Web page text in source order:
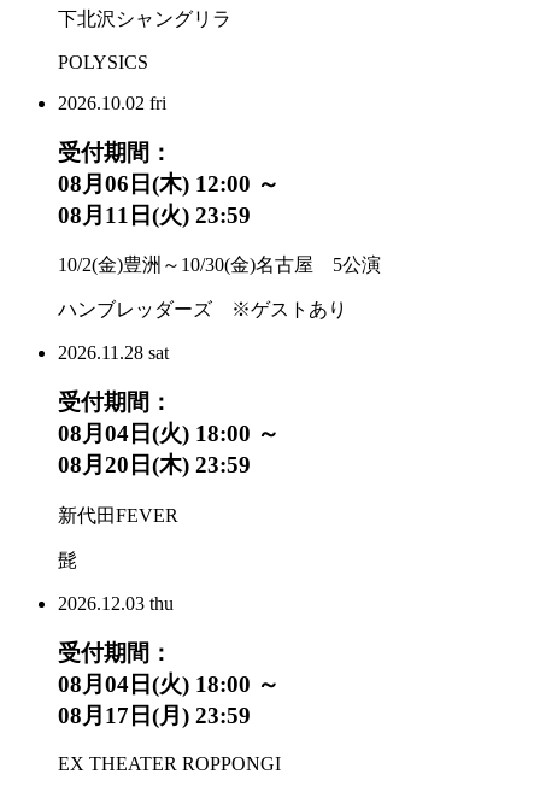
下北沢シャングリラ
POLYSICS
2026.10.02 fri
受付期間：
08月06日(木) 12:00 ～
08月11日(火) 23:59
10/2(金)豊洲～10/30(金)名古屋 5公演
ハンブレッダーズ ※ゲストあり
2026.11.28 sat
受付期間：
08月04日(火) 18:00 ～
08月20日(木) 23:59
新代田FEVER
髭
2026.12.03 thu
受付期間：
08月04日(火) 18:00 ～
08月17日(月) 23:59
EX THEATER ROPPONGI